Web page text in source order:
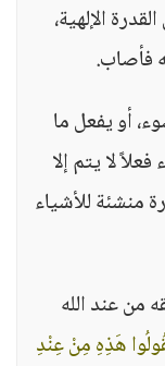
الإلهية،
فأصاب.
أو يفعل ما
لا يتم إلا
منشئة للأشياء
من عند الله
هَذِهِ مِنْ عِنْدِ